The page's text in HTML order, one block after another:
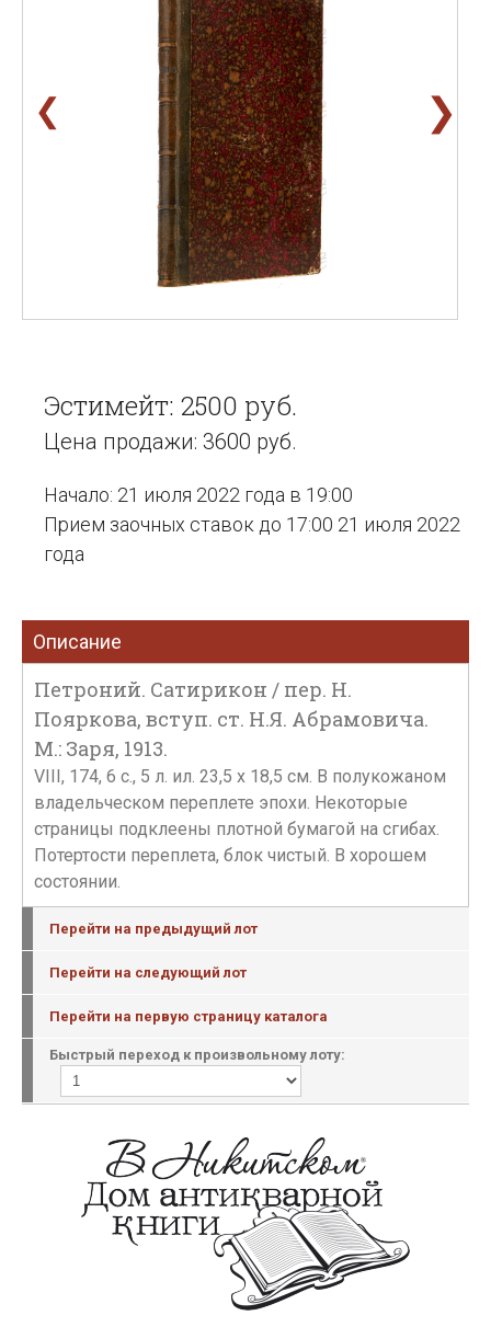
❮ ❯
Эстимейт: 2500 руб.
Цена продажи: 3600 руб.
Начало: 21 июля 2022 года в 19:00
Прием заочных ставок до 17:00 21 июля 2022
года
Описание
Петроний. Сатирикон / пер. Н.
Пояркова, вступ. ст. Н.Я. Абрамовича.
М.: Заря, 1913.
VIII, 174, 6 с., 5 л. ил. 23,5 х 18,5 см. В полукожаном
владельческом переплете эпохи. Некоторые
страницы подклеены плотной бумагой на сгибах.
Потертости переплета, блок чистый. В хорошем
состоянии.
Перейти на предыдущий лот
Перейти на следующий лот
Перейти на первую страницу каталога
Быстрый переход к произвольному лоту: